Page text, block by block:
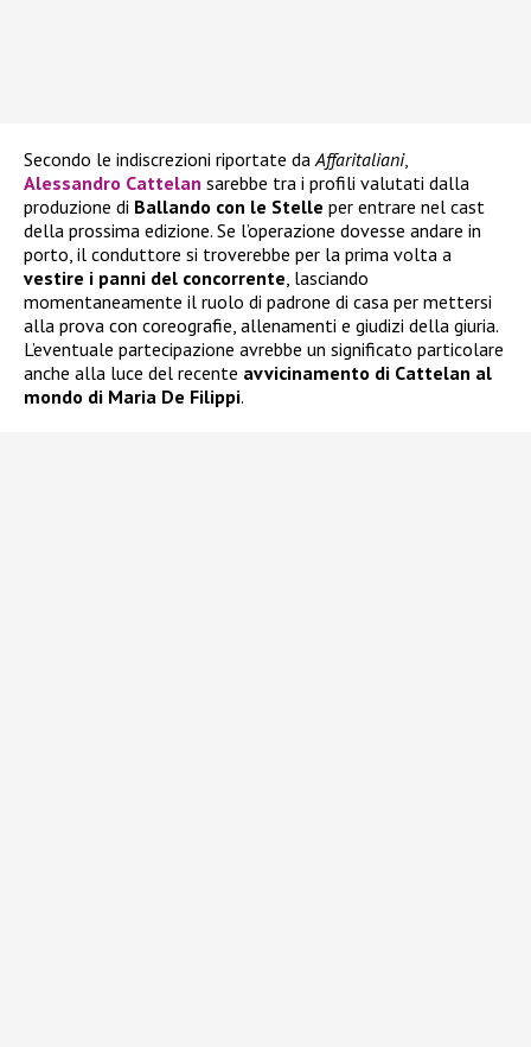
Secondo le indiscrezioni riportate daAffaritaliani,
Alessandro Cattelan sarebbe tra i profili valutati dalla
produzione di Ballando con le Stelle per entrare nel cast
della prossima edizione. Se l’operazione dovesse andare in
porto, il conduttore si troverebbe per la prima volta a
vestire i panni del concorrente, lasciando
momentaneamente il ruolo di padrone di casa per mettersi
alla prova con coreografie, allenamenti e giudizi della giuria.
L’eventuale partecipazione avrebbe un significato particolare
anche alla luce del recente avvicinamento di Cattelan al
mondo di Maria De Filippi.